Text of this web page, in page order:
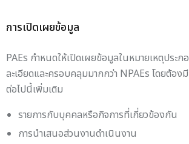
การเปิดเผยข้อมูล
PAEs กำหนดให้เปิดเผยข้อมูลในหมายเหตุประก
ละเอียดและครอบคลุมมากกว่า NPAEs โดยต้อง
ต่อไปนี้เพิ่มเติม
รายการกับบุคคลหรือกิจการที่เกี่ยวข้องกัน
การนำเสนอส่วนงานดำเนินงาน